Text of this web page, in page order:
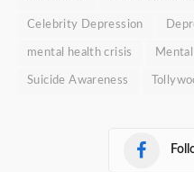
Celebrity Depression
mental health crisis
Suicide Awareness